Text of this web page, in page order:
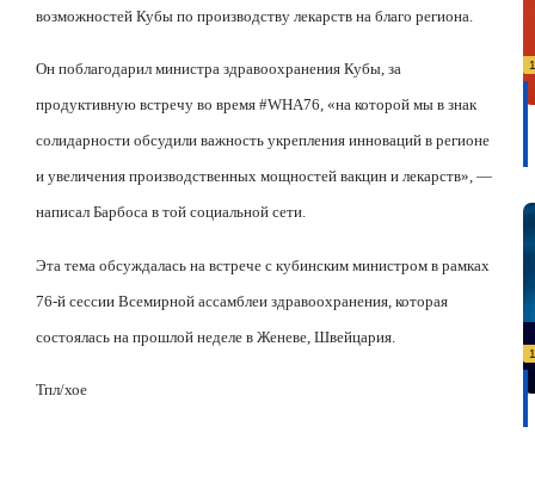
возможностей Кубы по производству лекарств на благо региона.
Он поблагодарил министра здравоохранения Кубы, за
продуктивную встречу во время #WHA76, «на которой мы в знак
солидарности обсудили важность укрепления инноваций в регионе
и увеличения производственных мощностей вакцин и лекарств», —
написал Барбоса в той социальной сети.
Эта тема обсуждалась на встрече с кубинским министром в рамках
76-й сессии Всемирной ассамблеи здравоохранения, которая
состоялась на прошлой неделе в Женеве, Швейцария.
Тпл/хое